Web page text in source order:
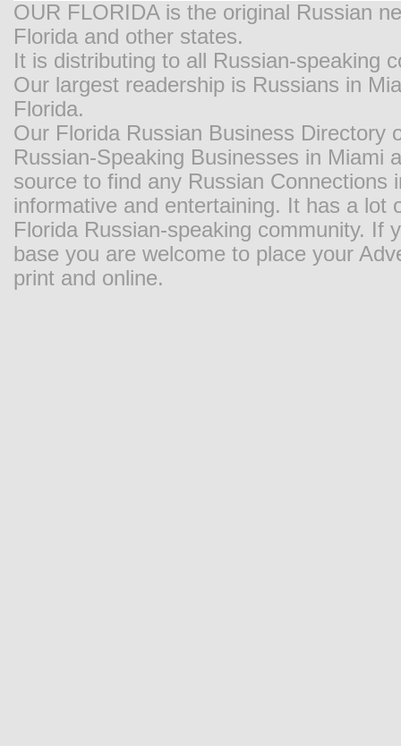
OUR FLORIDA is the original Russian
Florida and other states.
It is distributing to all Russian-speaking
Our largest readership is Russians in
Florida.
Our Florida Russian Business Directory
Russian-Speaking Businesses in Miami
source to find any Russian
informative and entertaining. It has a
Florida Russian-speaking community. If
base you are welcome to place your
print and online.